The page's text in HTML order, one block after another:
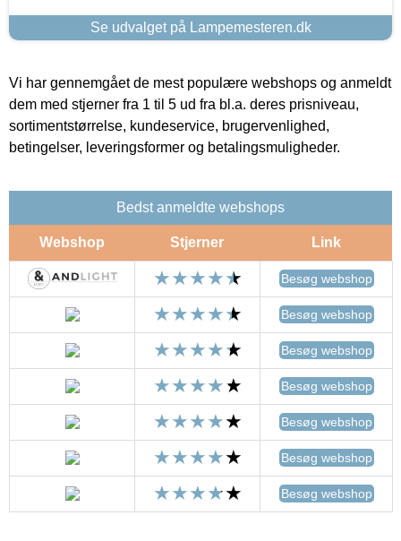
Se udvalget på Lampemesteren.dk
Vi har gennemgået de mest populære webshops og anmeldt
dem med stjerner fra 1 til 5 ud fra bl.a. deres prisniveau,
sortimentstørrelse, kundeservice, brugervenlighed,
betingelser, leveringsformer og betalingsmuligheder.
Bedst anmeldte webshops
Webshop Stjerner Link
Besøg webshop
Besøg webshop
Besøg webshop
Besøg webshop
Besøg webshop
Besøg webshop
Besøg webshop